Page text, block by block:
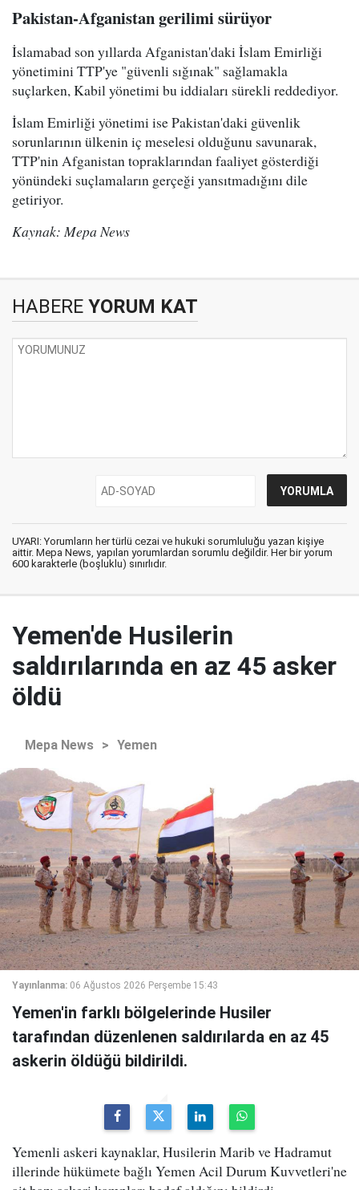
Pakistan-Afganistan gerilimi sürüyor
İslamabad son yıllarda Afganistan'daki İslam Emirliği
yönetimini TTP'ye "güvenli sığınak" sağlamakla
suçlarken, Kabil yönetimi bu iddiaları sürekli reddediyor.
İslam Emirliği yönetimi ise Pakistan'daki güvenlik
sorunlarının ülkenin iç meselesi olduğunu savunarak,
TTP'nin Afganistan topraklarından faaliyet gösterdiği
yönündeki suçlamaların gerçeği yansıtmadığını dile
getiriyor.
Kaynak: Mepa News
HABERE YORUM KAT
UYARI: Yorumların her türlü cezai ve hukuki sorumluluğu yazan kişiye
aittir. Mepa News, yapılan yorumlardan sorumlu değildir. Her bir yorum
600 karakterle (boşluklu) sınırlıdır.
Yemen'de Husilerin
saldırılarında en az 45 asker
öldü
Mepa News > Yemen
Yayınlanma: 06 Ağustos 2026 Perşembe 15:43
Yemen'in farklı bölgelerinde Husiler
tarafından düzenlenen saldırılarda en az 45
askerin öldüğü bildirildi.
Yemenli askeri kaynaklar, Husilerin Marib ve Hadramut
illerinde hükümete bağlı Yemen Acil Durum Kuvvetleri'ne